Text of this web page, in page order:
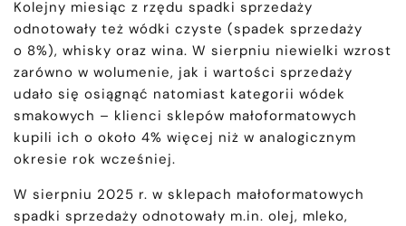
Kolejny miesiąc z rzędu spadki sprzedaży
odnotowały też wódki czyste (spadek sprzedaży
o 8%), whisky oraz wina. W sierpniu niewielki wzrost
zarówno w wolumenie, jak i wartości sprzedaży
udało się osiągnąć natomiast kategorii wódek
smakowych – klienci sklepów małoformatowych
kupili ich o około 4% więcej niż w analogicznym
okresie rok wcześniej.
W sierpniu 2025 r. w sklepach małoformatowych
spadki sprzedaży odnotowały m.in. olej, mleko,